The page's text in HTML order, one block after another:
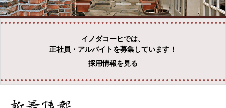
イノダコーヒでは、
正社員・アルバイトを募集しています！
採用情報を見る